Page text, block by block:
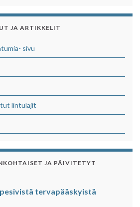
JA ARTIKKELIT
sivu
lintulajit
JA PÄIVITETYT
tervapääskyistä